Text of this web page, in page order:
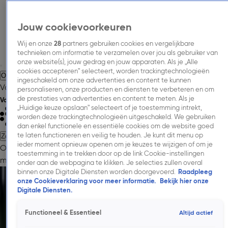
Over Talpa Media. Adverteren. Inspiratie. Nieuws. Inkoopinformatie.
Vacatures.Contact.
Volg Talpa Media
Zoeken
Over Talpa Media.Adverteren.Onze
merken.Cases.Onderzoeken.Nieuws. Inkoopinformatie.
Nieuws.
Ontdek het laatste medianieuws en blijf op de hoogte van
netwerkuitbreidingen, innovatieve media-updates en
nieuwe commerciële mogelijkheden. Met de kracht van TV,
Jouw cookievoorkeuren
Wij en onze 28partners gebruiken cookies en vergelijkbare
technieken om informatie te verzamelen over jou als gebruiker van
onze website(s), jouw gedrag en jouw apparaten. Als je „Alle
cookies accepteren” selecteert, worden trackingtechnologieën
ingeschakeld om onze advertenties en content te kunnen
personaliseren, onze producten en diensten te verbeteren en om
de prestaties van advertenties en content te meten. Als je
„Huidige keuze opslaan” selecteert of je toestemming intrekt,
worden deze trackingtechnologieën uitgeschakeld. We gebruiken
dan enkel functionele en essentiële cookies om de website goed
te laten functioneren en veilig te houden. Je kunt dit menu op
ieder moment opnieuw openen om je keuzes te wijzigen of om je
toestemming in te trekken door op de link Cookie-instellingen
onder aan de webpagina te klikken. Je selecties zullen overal
binnen onze Digitale Diensten worden doorgevoerd. Raadpleeg
onze Cookieverklaring voor meer informatie.
Bekijk hier onze
Digitale Diensten.
Functioneel & Essentieel Altijd actief